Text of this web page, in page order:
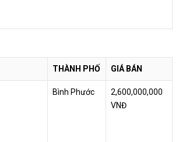
THÀNH PHỐ GIÁ BÁN
Bình Phước
2,600,000,000
VNĐ